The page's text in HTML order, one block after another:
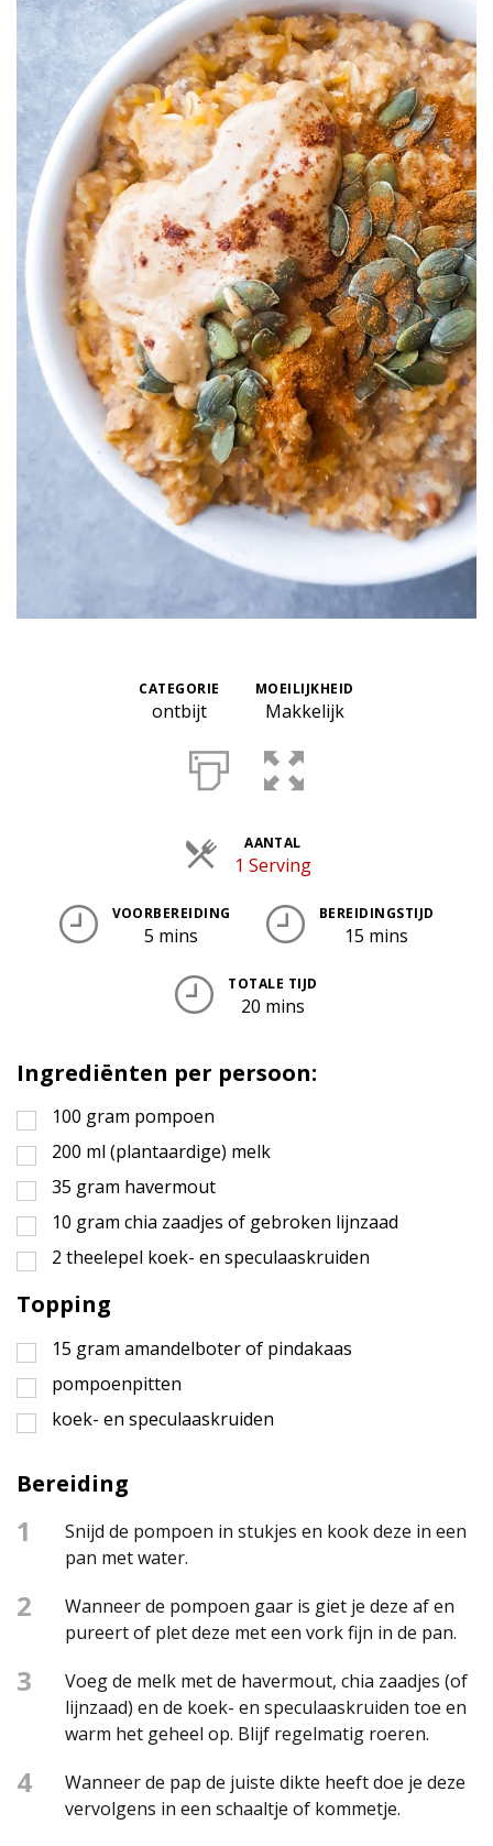
CATEGORIE
ontbijt
MOEILIJKHEID
Makkelijk
AANTAL
1 ServingPorties
VOORBEREIDING
5 mins
BEREIDINGSTIJD
15 mins
TOTALE TIJD
20 mins
Ingrediënten per persoon:
100 gram pompoen
200 ml (plantaardige) melk
35 gram havermout
10 gram chia zaadjes of gebroken lijnzaad
2 theelepel koek- en speculaaskruiden
Topping
15 gram amandelboter of pindakaas
pompoenpitten
koek- en speculaaskruiden
Bereiding
1
Snijd de pompoen in stukjes en kook deze in een
pan met water.
2
Wanneer de pompoen gaar is giet je deze af en
pureert of plet deze met een vork fijn in de pan.
3
Voeg de melk met de havermout, chia zaadjes (of
lijnzaad) en de koek- en speculaaskruiden toe en
warm het geheel op. Blijf regelmatig roeren.
4
Wanneer de pap de juiste dikte heeft doe je deze
vervolgens in een schaaltje of kommetje.